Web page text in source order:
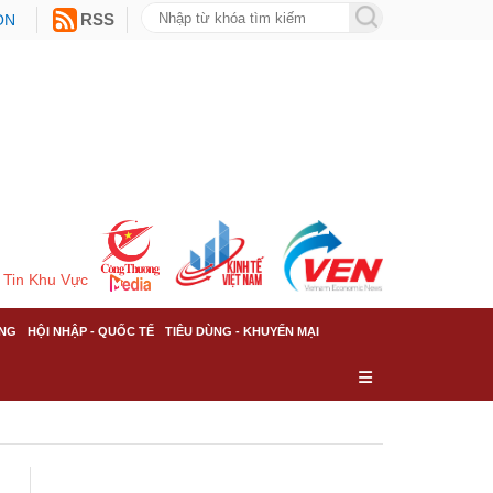
RSS
Tin Khu Vực
HỘI NHẬP - QUỐC TẾ TIÊU DÙNG - KHUYẾN MẠI